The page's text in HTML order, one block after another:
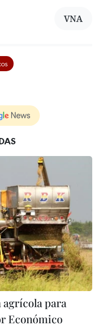
VNA
para
Económico